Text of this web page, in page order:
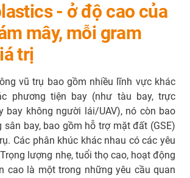
- ở độ cao của
mây, mỗi gram
trị
vũ trụ bao gồm nhiều lĩnh vực khác
phương tiện bay (như tàu bay, trực
bay không người lái/UAV), nó còn bao
bay, bao gồm hỗ trợ mặt đất (GSE)
Các phân khúc khác nhau có các yêu
lượng nhẹ, tuổi thọ cao, hoạt động
cao là một trong những yêu cầu quan